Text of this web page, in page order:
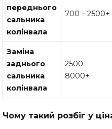
переднього
сальника
колінвала
700 – 2500+
Заміна
заднього
сальника
колінвала
2500 –
8000+
Чому такий розбіг у